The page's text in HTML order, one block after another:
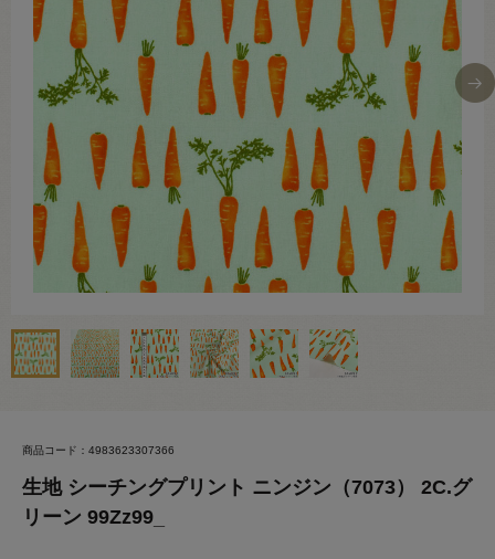
商品コード：4983623307366
生地 シーチングプリント ニンジン（7073） 2C.グ
リーン 99Zz99_